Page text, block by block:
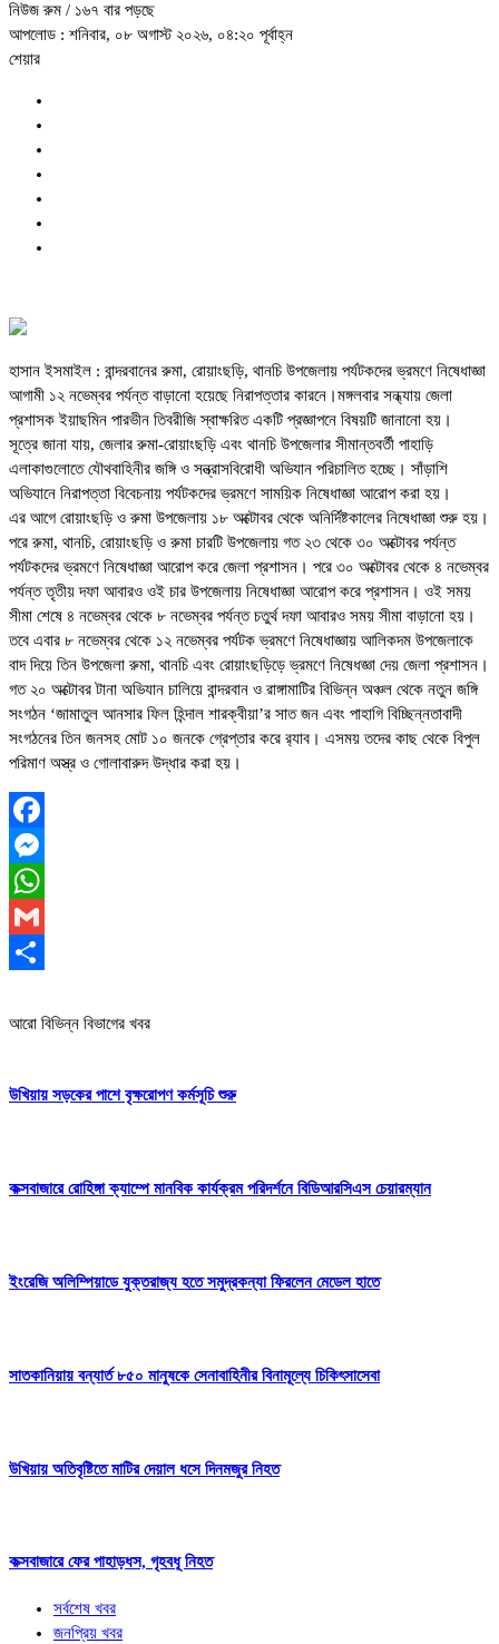
নিউজ রুম / ১৬৭ বার পড়ছে
আপলোড : শনিবার, ০৮ অগাস্ট ২০২৬, ০৪:২০ পূর্বাহ্ন
শেয়ার
হাসান ইসমাইল : বান্দরবানের রুমা, রোয়াংছড়ি, থানচি উপজেলায় পর্যটকদের ভ্রমণে নিষেধাজ্ঞা
আগামী ১২ নভেম্বর পর্যন্ত বাড়ানো হয়েছে নিরাপত্তার কারনে।মঙ্গলবার সন্ধ্যায় জেলা
প্রশাসক ইয়াছমিন পারভীন তিবরীজি স্বাক্ষরিত একটি প্রজ্ঞাপনে বিষয়টি জানানো হয়।
সূত্রে জানা যায়, জেলার রুমা-রোয়াংছড়ি এবং থানচি উপজেলার সীমান্তবর্তী পাহাড়ি
এলাকাগুলোতে যৌথবাহিনীর জঙ্গি ও সন্ত্রাসবিরোধী অভিযান পরিচালিত হচ্ছে। সাঁড়াশি
অভিযানে নিরাপত্তা বিবেচনায় পর্যটকদের ভ্রমণে সাময়িক নিষেধাজ্ঞা আরোপ করা হয়।
এর আগে রোয়াংছড়ি ও রুমা উপজেলায় ১৮ অক্টোবর থেকে অনির্দিষ্টকালের নিষেধাজ্ঞা শুরু হয়।
পরে রুমা, থানচি, রোয়াংছড়ি ও রুমা চারটি উপজেলায় গত ২৩ থেকে ৩০ অক্টোবর পর্যন্ত
পর্যটকদের ভ্রমণে নিষেধাজ্ঞা আরোপ করে জেলা প্রশাসন। পরে ৩০ অক্টোবর থেকে ৪ নভেম্বর
পর্যন্ত তৃতীয় দফা আবারও ওই চার উপজেলায় নিষেধাজ্ঞা আরোপ করে প্রশাসন। ওই সময়
সীমা শেষে ৪ নভেম্বর থেকে ৮ নভেম্বর পর্যন্ত চতুর্থ দফা আবারও সময় সীমা বাড়ানো হয়।
তবে এবার ৮ নভেম্বর থেকে ১২ নভেম্বর পর্যটক ভ্রমণে নিষেধাজ্ঞায় আলিকদম উপজেলাকে
বাদ দিয়ে তিন উপজেলা রুমা, থানচি এবং রোয়াংছড়িড়ে ভ্রমণে নিষেধজ্ঞা দেয় জেলা প্রশাসন।
গত ২০ অক্টোবর টানা অভিযান চালিয়ে বান্দরবান ও রাঙ্গামাটির বিভিন্ন অঞ্চল থেকে নতুন জঙ্গি
সংগঠন ‘জামাতুল আনসার ফিল হিন্দাল শারক্বীয়া’র সাত জন এবং পাহাগি বিচ্ছিন্নতাবাদী
সংগঠনের তিন জনসহ মোট ১০ জনকে গ্রেপ্তার করে র‌্যাব। এসময় তদের কাছ থেকে বিপুল
পরিমাণ অস্ত্র ও গোলাবারুদ উদ্ধার করা হয়।
Facebook
Messenger
WhatsApp
Gmail
আরো বিভিন্ন বিভাগের খবর
উখিয়ায় সড়কের পাশে বৃক্ষরোপণ কর্মসূচি শুরু
কক্সবাজারে রোহিঙ্গা ক্যাম্পে মানবিক কার্যক্রম পরিদর্শনে বিডিআরসিএস চেয়ারম্যান
ইংরেজি অলিম্পিয়াডে যুক্তরাজ্য হতে সমুদ্রকন্যা ফিরলেন মেডেল হাতে
সাতকানিয়ায় বন্যার্ত ৮৫০ মানুষকে সেনাবাহিনীর বিনামূল্যে চিকিৎসাসেবা
উখিয়ায় অতিবৃষ্টিতে মাটির দেয়াল ধসে দিনমজুর নিহত
কক্সবাজারে ফের পাহাড়ধস, গৃহবধূ নিহত
সর্বশেষ খবর
জনপ্রিয় খবর